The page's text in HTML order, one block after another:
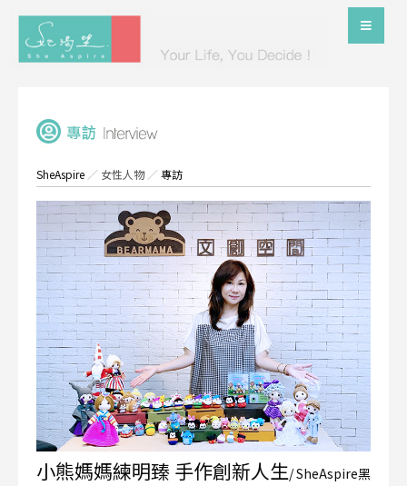
SheAspire ／ 女性人物／專訪
小熊媽媽練明臻 手作創新人生/ SheAspire黑